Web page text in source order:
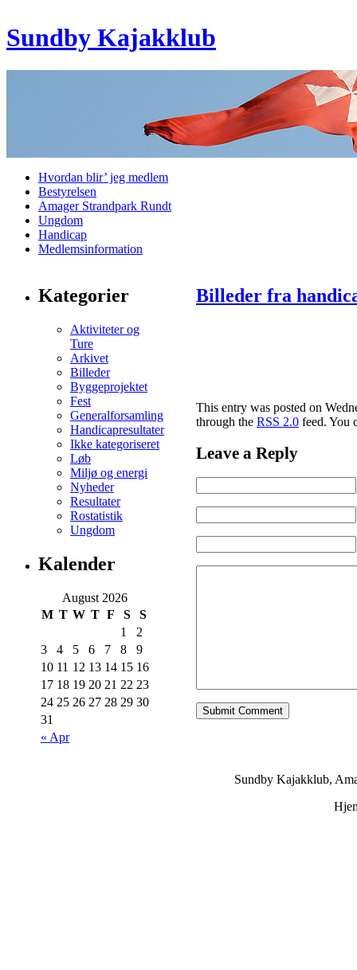
Sundby Kajakklub
Hvordan blir’ jeg medlem
Bestyrelsen
Amager Strandpark Rundt
Ungdom
Handicap
Medlemsinformation
Kategorier
Aktiviteter og
Ture
Arkivet
Billeder
Byggeprojektet
Fest
Generalforsamling
Handicapresultater
Ikke kategoriseret
Løb
Miljø og energi
Nyheder
Resultater
Rostatistik
Ungdom
Kalender
August 2026
M T W T F S S
« Apr
1
2
3
4 5 6 7 8
9
10 11 12 13 14 15 16
17 18 19 20 21 22 23
24 25 26 27 28 29 30
31
Billeder fra
This entry was posted on
through the RSS 2.0 feed. You
Leave a Reply
Sundby Kajakklub,